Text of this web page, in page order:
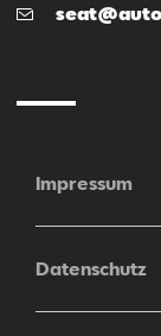
E-
Impressum
Datenschutz